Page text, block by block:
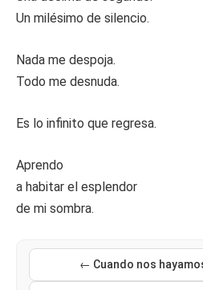
Un milésimo de silencio.
Nada me despoja.
Todo me desnuda.
Es lo infinito que regresa.
Aprendo
a habitar el esplendor
de mi sombra.
← Cuando nos